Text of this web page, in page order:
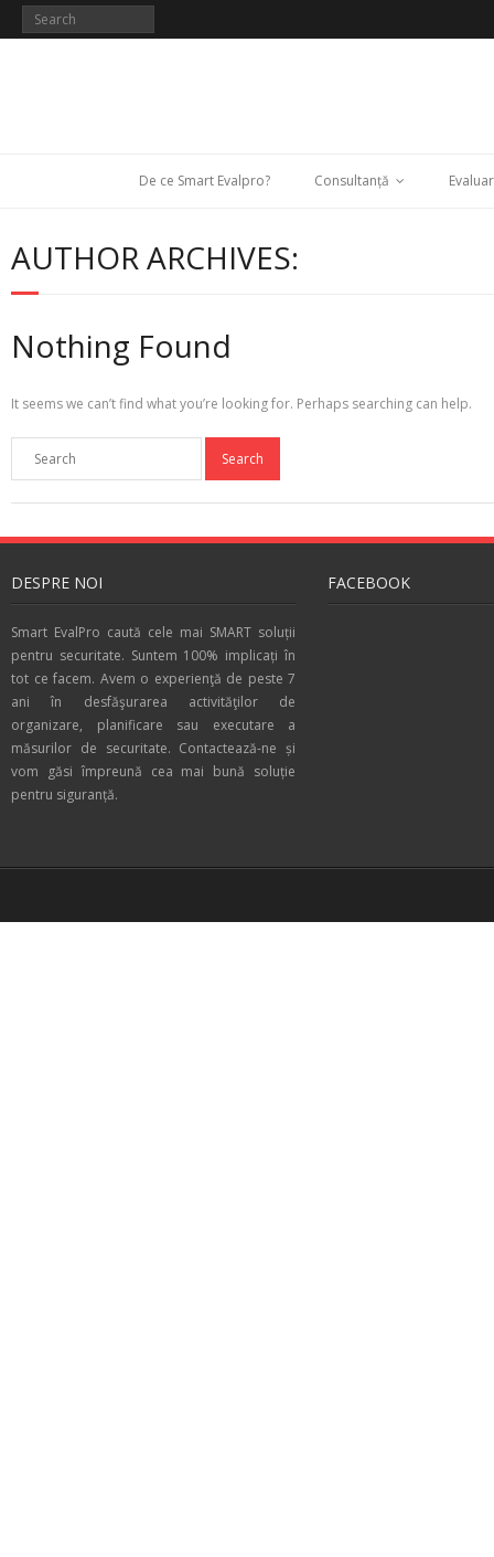
De ce Smart Evalpro? Consultanță
AUTHOR ARCHIVES:
Nothing Found
It seems we can’t find what you’re looking for. Perhaps searching can help.
DESPRE NOI
Smart EvalPro caută cele mai SMART soluții
pentru securitate. Suntem 100% implicați în
tot ce facem. Avem o experienţă de peste 7
ani în desfăşurarea activităţilor de
organizare, planificare sau executare a
măsurilor de securitate. Contactează-ne și
vom găsi împreună cea mai bună soluție
pentru siguranță.
FACEBOOK